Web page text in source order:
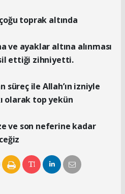
toprak altında
ve ayaklar altına alınması
ettiği zihniyetti.
süreç ile Allah’ın izniyle
olarak top yekün
ve son neferine kadar